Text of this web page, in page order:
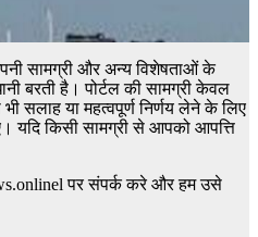
सामग्री और अन्य विशेषताओं के
बरती है। पोर्टल की सामग्री केवल
सलाह या महत्वपूर्ण निर्णय लेने के लिए
यदि किसी सामग्री से आपको आपत्ति
पर संपर्क करे और हम उसे